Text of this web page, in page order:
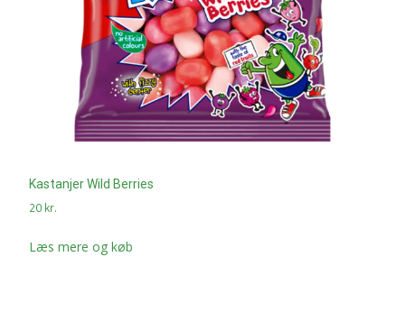
Kastanjer Wild Berries
20 kr.
Læs mere og køb